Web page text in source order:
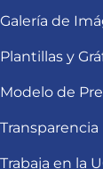
Galería de
Plantillas y
Modelo de
Transparencia
Trabaja en la